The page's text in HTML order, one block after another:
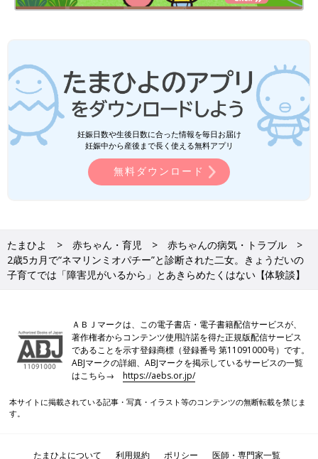
イベントでの瑛子さんのネイルブース。陽和子ちゃんが視線入力で描いた絵をアク
セサリーにして販売しています。
陽和子ちゃんの24時間の医療的ケアがあるなかで、なにか自分に
できる仕事をしたい、と考えた瑛子さん。子育て・医療的ケアの
合間に勉強してネイルサロン衛生管理士の資格を取得し、2022
年10月にネイルサロンをオープンしました。
「医療的ケア児を育てるママは、仕事や外出を制限されることが
多いです。自分と同じような境遇でケアに追われる人をケアした
どんどんぼろぼろになっていくんです。だけど、指先に自分の好
きな色があるだけでも、ちょっと気分が上がりますよね。ネイル
やハンドマッサージで元気づけられたらいいなと思います」（瑛
瑛子さんは「障害のある子を育てる親だからこそ仕事を持つこと
が重要」と言います。
「仕事は、子育てとは別に自分が必要とされる場所。母であり妻
産んだときには『きっと社会復帰できない』と絶望していまし
た。でも、自分なりの働き方を見つけた今、障害児を育てる親こ
す」（瑛子さん）
妊娠日数や生後日数に合った情報を毎日お届け
妊娠中から産後まで長く使える無料アプリ
無料ダウンロード
たまひよ 赤ちゃん・育児
赤ちゃんの病気・トラブル
2歳5カ月で“ネマリンミオパチー”と診断された二女。きょうだいの
子育てでは「障害児がいるから」とあきらめたくはない【体験談】
ＡＢＪマークは、この電子書店・電子書籍配信サービスが、
著作権者からコンテンツ使用許諾を得た正規版配信サービス
であることを示す登録商標（登録番号 第11091000号）です。
ABJマークの詳細、ABJマークを掲示しているサービスの一覧
はこちら→https://aebs.or.jp/
本サイトに掲載されている記事・写真・イラスト等のコンテンツの無断転載を禁じま
す。
たまひよについて 利用規約 ポリシー 医師・専門家一覧